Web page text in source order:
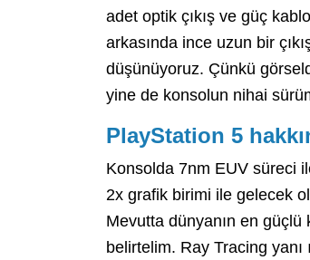
adet optik çıkış ve güç
arkasında ince uzun bir
düşünüyoruz. Çünkü
yine de konsolun nihai
PlayStation 5
Konsolda 7nm EUV süreci
2x grafik birimi ile gelecek
Mevutta dünyanın en
belirtelim. Ray Tracing